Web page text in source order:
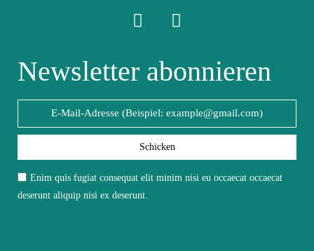
Vorstellungsgespräch
mit einem feuchten
Mikrofasertuch
Fest Fest
Newsletter abonnieren
Schicken
Enim quis fugiat consequat elit minim nisi eu occaecat occaecat
deserunt aliquip nisi ex deserunt.